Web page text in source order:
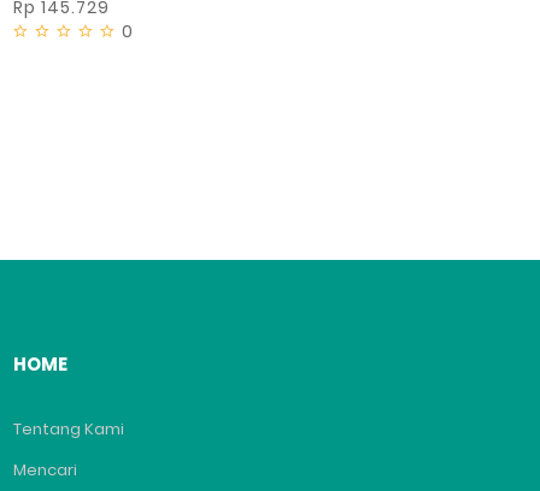
Rp 145.729
0
HOME
Tentang Kami
Mencari